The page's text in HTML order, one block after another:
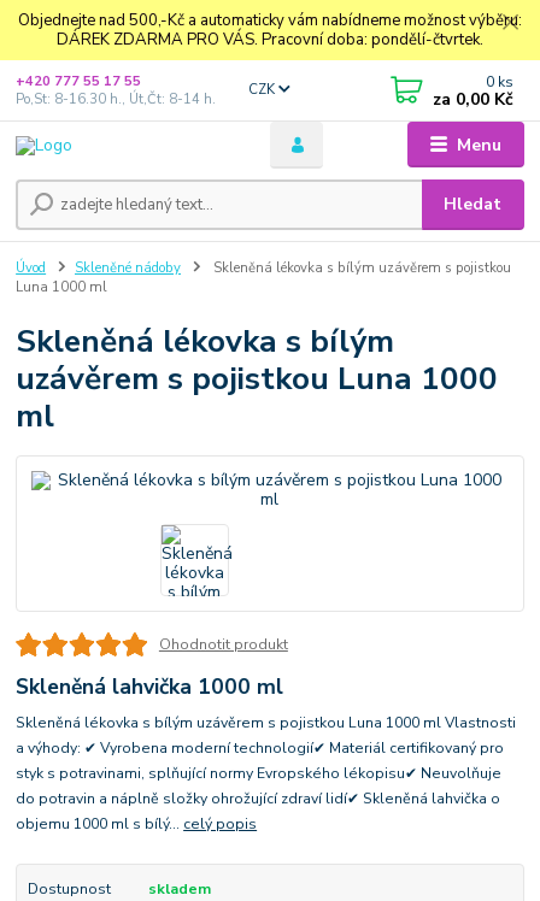
Objednejte nad 500,-Kč a automaticky vám nabídneme možnost výběru:
DÁREK ZDARMA PRO VÁS. Pracovní doba: pondělí-čtvrtek.
Menu
CZK
Hledat
+420 777 55 17 55
Po,St: 8-16.30 h., Út,Čt: 8-14 h.
0 ks
za 0,00 Kč
Úvod Skleněné nádoby
Skleněná lékovka s bílým uzávěrem s pojistkou
Luna 1000 ml
Skleněná lékovka s bílým
uzávěrem s pojistkou Luna 1000
ml
Ohodnotit produkt
Skleněná lahvička 1000 ml
Skleněná lékovka s bílým uzávěrem s pojistkou Luna 1000 ml Vlastnosti
a výhody: ✔ Vyrobena moderní technologií✔ Materiál certifikovaný pro
styk s potravinami, splňující normy Evropského lékopisu✔ Neuvolňuje
do potravin a náplně složky ohrožující zdraví lidí✔ Skleněná lahvička o
objemu 1000 ml s bílý... celý popis
Dostupnost skladem